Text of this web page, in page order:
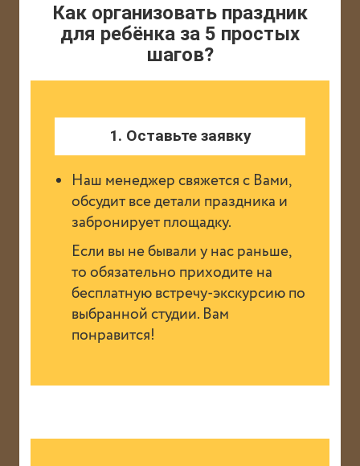
Как организовать праздник
для ребёнка за 5 простых
шагов?
1. Оставьте заявку
Наш менеджер свяжется с Вами,
обсудит все детали праздника и
забронирует площадку.
Если вы не бывали у нас раньше,
то обязательно приходите на
бесплатную встречу-экскурсию по
выбранной студии. Вам
понравится!